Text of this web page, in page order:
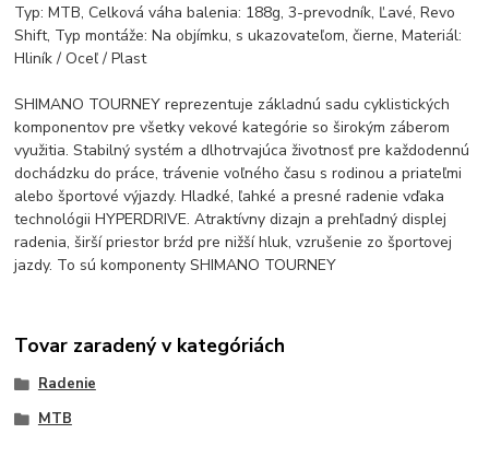
Typ: MTB, Celková váha balenia: 188g, 3-prevodník, Ľavé, Revo
Shift, Typ montáže: Na objímku, s ukazovateľom, čierne, Materiál:
Hliník / Oceľ / Plast
SHIMANO TOURNEY reprezentuje základnú sadu cyklistických
komponentov pre všetky vekové kategórie so širokým záberom
využitia. Stabilný systém a dlhotrvajúca životnosť pre každodennú
dochádzku do práce, trávenie voľného času s rodinou a priateľmi
alebo športové výjazdy. Hladké, ľahké a presné radenie vďaka
technológii HYPERDRIVE. Atraktívny dizajn a prehľadný displej
radenia, širší priestor brźd pre nižší hluk, vzrušenie zo športovej
jazdy. To sú komponenty SHIMANO TOURNEY
Tovar zaradený v kategóriách
Radenie
MTB